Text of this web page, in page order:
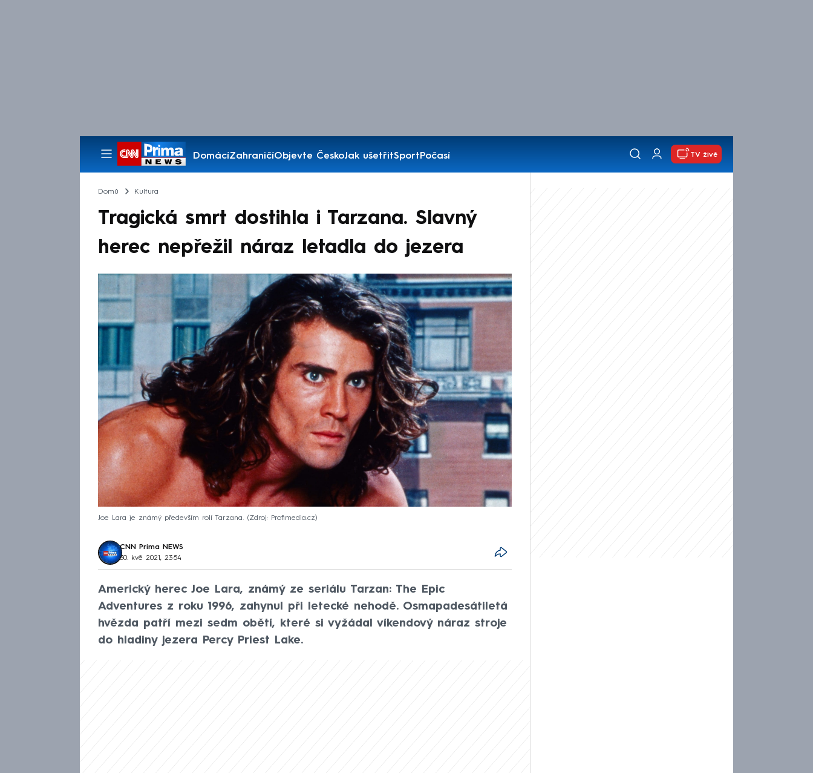
DomácíZahraničíObjevte ČeskoJak ušetřitSportPočasí
Pořady
TV živě
Domů Kultura
Tragická smrt dostihla i Tarzana. Slavný
herec nepřežil náraz letadla do jezera
Joe Lara je známý především rolí Tarzana. Zdroj: Profimedia.cz
CNN Prima NEWS
30. kvě 2021, 23:54
Americký herec Joe Lara, známý ze seriálu Tarzan: The Epic
Adventures z roku 1996, zahynul při letecké nehodě. Osmapadesátiletá
hvězda patří mezi sedm obětí, které si vyžádal víkendový náraz stroje
do hladiny jezera Percy Priest Lake.